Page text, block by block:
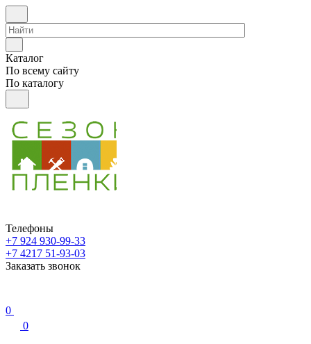
Каталог
По всему сайту
По каталогу
Телефоны
+7 924 930-99-33
+7 4217 51-93-03
Заказать звонок
0
0